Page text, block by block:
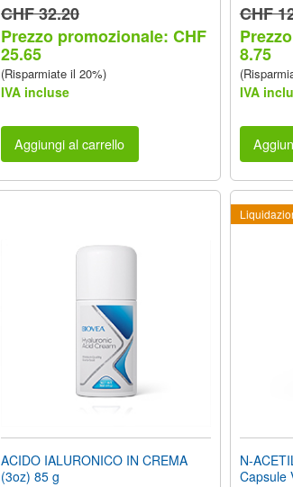
CHF 32.20
Prezzo promozionale: CHF
25.65
(Risparmiate il 20%)
IVA incluse
Aggiungi al carrello
CHF
8.75
IVA
ACIDO IALURONICO IN CREMA
(3oz) 85 g
N-
Capsule